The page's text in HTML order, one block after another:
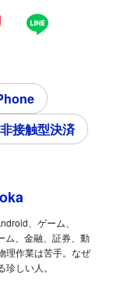
接触型決済
、ゲーム、
ム、金融、証券、動
理作業は苦手。なぜ
しい人。